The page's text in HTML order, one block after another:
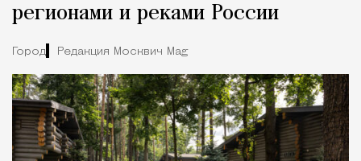
регионами и реками России
Город Редакция Москвич Mag